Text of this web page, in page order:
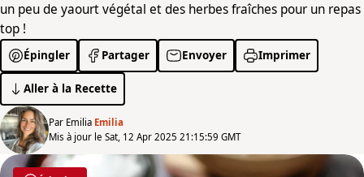
un peu de yaourt végétal et des herbes fraîches pour un repas
top !
Épingler Partager Envoyer Imprimer
Aller à la Recette
Par Emilia Emilia
Mis à jour le Sat, 12 Apr 2025 21:15:59 GMT